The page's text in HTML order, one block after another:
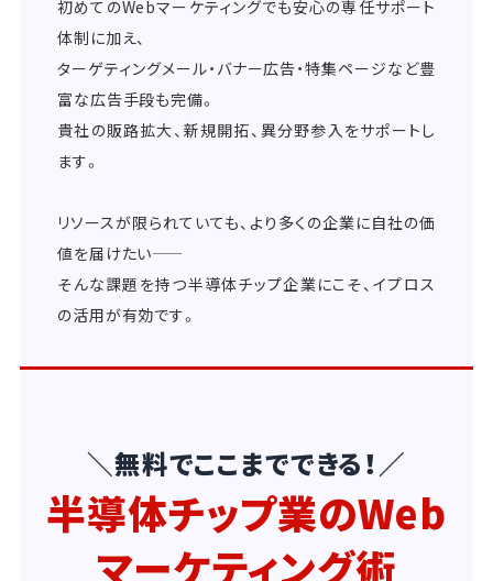
初めてのWebマーケティングでも安心の専任サポート
体制に加え、
ターゲティングメール・バナー広告・特集ページなど豊
富な広告手段も完備。
貴社の販路拡大、新規開拓、異分野参入をサポートし
ます。
リソースが限られていても、より多くの企業に自社の価
値を届けたい――
そんな課題を持つ半導体チップ企業にこそ、イプロス
の活用が有効です。
＼無料でここまでできる！／
半導体チップ業のWeb
マーケティング術